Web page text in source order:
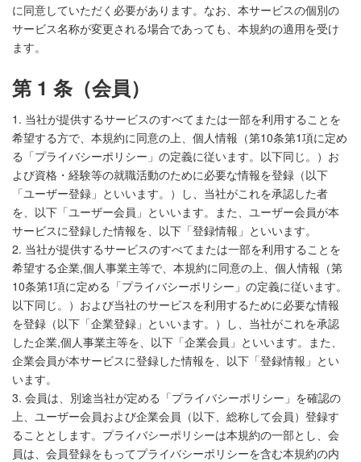
に同意していただく必要があります。なお、本サービスの個別の
サービス名称が変更される場合であっても、本規約の適用を受け
ます。
第 1 条（会員）
1. 当社が提供するサービスのすべてまたは一部を利用することを
希望する方で、本規約に同意の上、個人情報（第10条第1項に定め
る「プライバシーポリシー」の定義に従います。以下同じ。）お
よび資格・経験等の就職活動のために必要な情報を登録（以下
「ユーザー登録」といいます。）し、当社がこれを承認した者
を、以下「ユーザー会員」といいます。また、ユーザー会員が本
サービスに登録した情報を、以下「登録情報」といいます。
2. 当社が提供するサービスのすべてまたは一部を利用することを
希望する企業,個人事業主等で、本規約に同意の上、個人情報（第
10条第1項に定める「プライバシーポリシー」の定義に従います。
以下同じ。）および当社のサービスを利用するために必要な情報
を登録（以下「企業登録」といいます。）し、当社がこれを承認
した企業,個人事業主等を、以下「企業会員」といいます。また、
企業会員が本サービスに登録した情報を、以下「登録情報」とい
います。
3. 会員は、別途当社が定める「プライバシーポリシー」を確認の
上、ユーザー会員および企業会員（以下、総称して会員）登録す
ることとします。プライバシーポリシーは本規約の一部とし、会
員は、会員登録をもってプライバシーポリシーを含む本規約の内